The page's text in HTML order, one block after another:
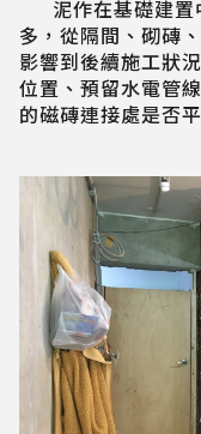
泥作在基礎建置
多，從隔間、砌磚
影響到後續施工狀
位置、預留水電管
的磁磚連接處是否